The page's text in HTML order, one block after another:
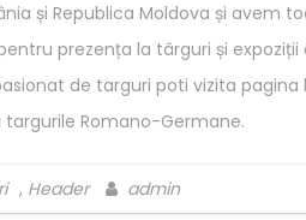
și Republica Moldova și avem
prezența la târguri și
de targuri poti vizita
Romano-Germane.
, Header admin